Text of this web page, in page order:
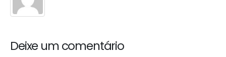
Deixe um comentário